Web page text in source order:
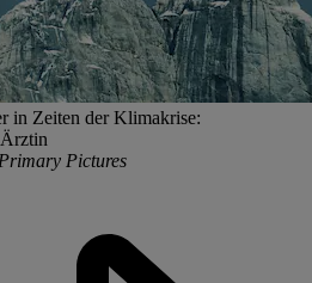
in Zeiten der Klimakrise:
Pictures